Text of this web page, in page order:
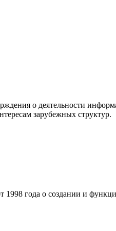
о деятельности
зарубежных структур.
года о создании и